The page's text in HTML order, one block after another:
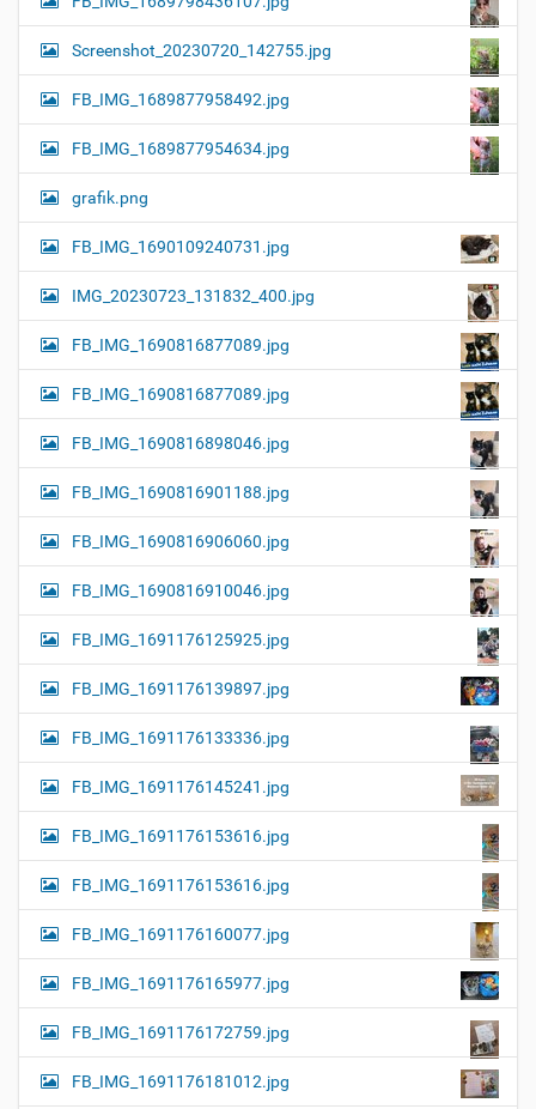
Screenshot_20230720_142755.jpg
FB_IMG_1689877958492.jpg
FB_IMG_1689877954634.jpg
grafik.png
FB_IMG_1690109240731.jpg
IMG_20230723_131832_400.jpg
FB_IMG_1690816877089.jpg
FB_IMG_1690816877089.jpg
FB_IMG_1690816898046.jpg
FB_IMG_1690816901188.jpg
FB_IMG_1690816906060.jpg
FB_IMG_1690816910046.jpg
FB_IMG_1691176125925.jpg
FB_IMG_1691176139897.jpg
FB_IMG_1691176133336.jpg
FB_IMG_1691176145241.jpg
FB_IMG_1691176153616.jpg
FB_IMG_1691176153616.jpg
FB_IMG_1691176160077.jpg
FB_IMG_1691176165977.jpg
FB_IMG_1691176172759.jpg
FB_IMG_1691176181012.jpg